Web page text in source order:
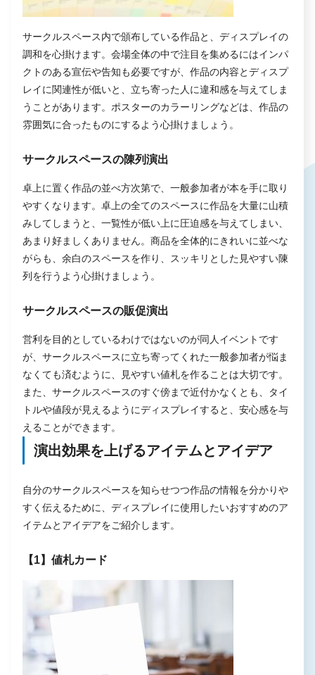
サークルスペース内で頒布している作品と、ディスプレイの
調和を心掛けます。会場全体の中で注目を集めるにはインパ
クトのある宣伝や告知も必要ですが、作品の内容とディスプ
レイに関連性が低いと、立ち寄った人に違和感を与えてしま
うことがあります。ポスターのカラーリングなどは、作品の
雰囲気に合ったものにするよう心掛けましょう。
サークルスペースの陳列演出
卓上に置く作品の並べ方次第で、一般参加者が本を手に取り
やすくなります。卓上の全てのスペースに作品を大量に山積
みしてしまうと、一覧性が低い上に圧迫感を与えてしまい、
あまり好ましくありません。商品を全体的にきれいに並べな
がらも、余白のスペースを作り、スッキリとした見やすい陳
列を行うよう心掛けましょう。
サークルスペースの販促演出
営利を目的としているわけではないのが同人イベントです
が、サークルスペースに立ち寄ってくれた一般参加者が悩ま
なくても済むように、見やすい値札を作ることは大切です。
また、サークルスペースのすぐ傍まで近付かなくとも、タイ
トルや値段が見えるようにディスプレイすると、安心感を与
えることができます。
演出効果を上げるアイテムとアイデア
自分のサークルスペースを知らせつつ作品の情報を分かりや
すく伝えるために、ディスプレイに使用したいおすすめのア
イテムとアイデアをご紹介します。
【1】値札カード